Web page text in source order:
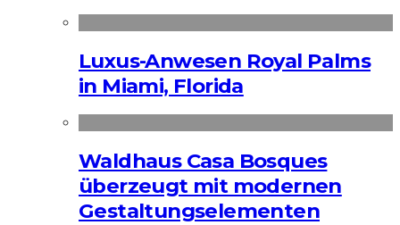
Luxus-Anwesen Royal Palms
in Miami, Florida
Waldhaus Casa Bosques
überzeugt mit modernen
Gestaltungselementen